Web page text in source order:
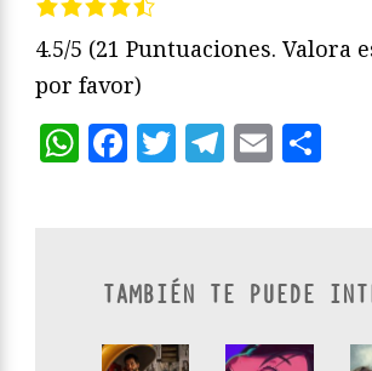
4.5/5 (21 Puntuaciones. Valora
por favor)
WhatsApp
Facebook
TwitterEmail
TAMBIÉN TE PUEDE